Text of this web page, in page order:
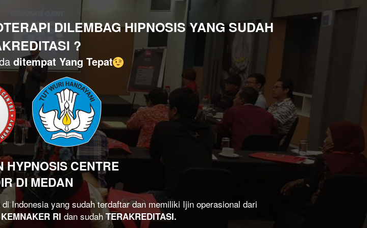
DILEMBAG HIPNOSIS YANG SUDAH
?
ditempat Yang Tepat
HYPNOSIS CENTRE
DI MEDAN
KEMNAKER RI dan sudah TERAKREDITASI.